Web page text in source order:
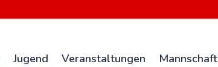
Jugend Veranstaltungen Mannschaft